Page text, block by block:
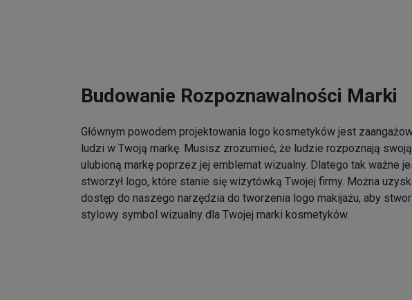
Budowanie Rozpoznawalności Marki
Głównym powodem projektowania logo kosmetyków jest
ludzi w Twoją markę. Musisz zrozumieć, że ludzie rozpoznają swoją
ulubioną markę poprzez jej emblemat wizualny. Dlatego tak ważne
stworzył logo, które stanie się wizytówką Twojej firmy. Można
dostęp do naszego narzędzia do tworzenia logo makijażu, aby
stylowy symbol wizualny dla Twojej marki kosmetyków.